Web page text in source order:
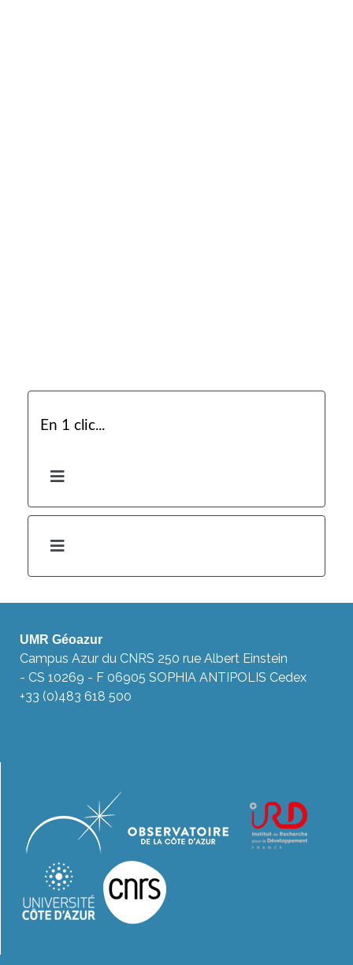
En 1 clic...
UMR Géoazur
Campus Azur du CNRS 250 rue Albert Einstein
- CS 10269 - F 06905 SOPHIA ANTIPOLIS Cedex
+33 (0)483 618 500